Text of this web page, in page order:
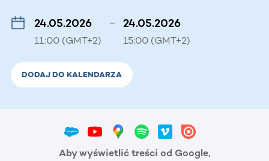
24.05.2026
11:00 (GMT+2)
– 24.05.2026
15:00 (GMT+2)
DODAJ DO KALENDARZA
Aby wyświetlić treści od Google,